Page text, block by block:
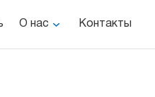
О нас Контакты